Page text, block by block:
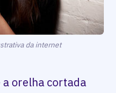
da internet
a orelha cortada